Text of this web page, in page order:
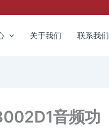
关于我们 联系我们
音频功